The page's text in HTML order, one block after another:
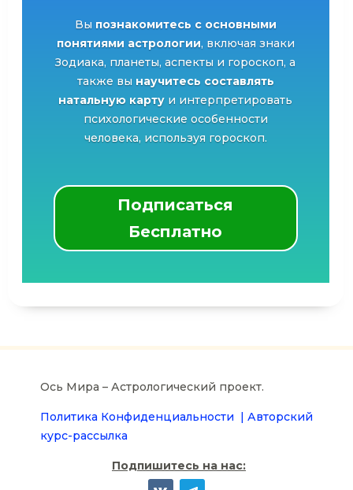
Вы познакомитесь с основными
понятиями астрологии, включая знаки
Зодиака, планеты, аспекты и гороскоп, а
также вы научитесь составлять
натальную карту и интерпретировать
психологические особенности
человека, используя гороскоп.
Подписаться
Бесплатно
Ось Мира – Астрологический проект.
Политика Конфиденциальности | Авторский
курс-рассылка
Подпишитесь на нас: